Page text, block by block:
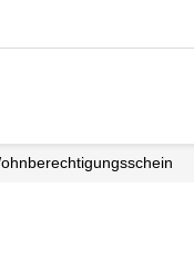
Wohn­berechtigungs­­schein